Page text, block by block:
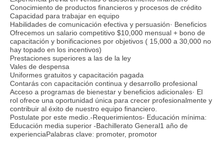
Conocimiento de productos financieros y procesos de crédito
Capacidad para trabajar en equipo
Habilidades de comunicación efectiva y persuasión· Beneficios
Ofrecemos un salario competitivo $10,000 mensual + bono de
capacitación y bonificaciones por objetivos ( 15,000 a 30,000 no
hay topado en los incentivos)
Prestaciones superiores a las de la ley
Vales de despensa
Uniformes gratuitos y capacitación pagada
Contarás con capacitación continua y desarrollo profesional
Acceso a programas de bienestar y beneficios adicionales· El
rol ofrece una oportunidad única para crecer profesionalmente y
contribuir al éxito de nuestro equipo financiero.
Postulate por este medio.-Requerimientos- Educación mínima:
Educación media superior -Bachillerato General1 año de
experienciaPalabras clave: promoter, promotor